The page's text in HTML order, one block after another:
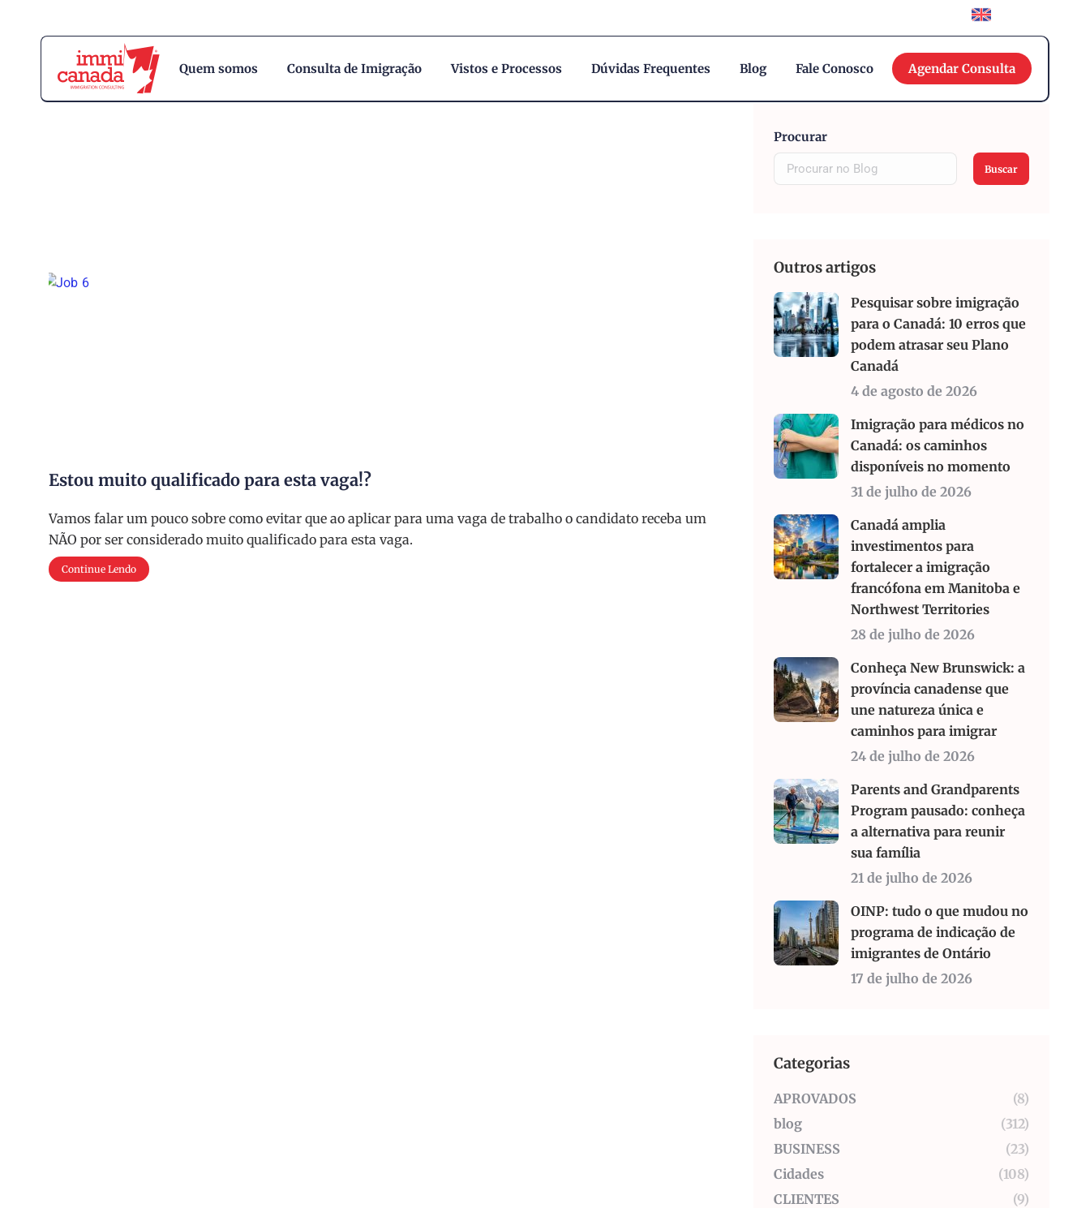
Quem somos Consulta de Imigração Vistos e Processos Dúvidas Frequentes Blog Fale Conosco Agendar Consulta
Estou muito qualificado para esta vaga!?
Vamos falar um pouco sobre como evitar que ao aplicar para uma vaga de trabalho o candidato receba um
NÃO por ser considerado muito qualificado para esta vaga.
Continue Lendo
Procurar
Buscar
Outros artigos
Pesquisar sobre imigração
para o Canadá: 10 erros que
podem atrasar seu Plano
Canadá
4 de agosto de 2026
Imigração para médicos no
Canadá: os caminhos
disponíveis no momento
31 de julho de 2026
Canadá amplia
investimentos para
fortalecer a imigração
francófona em Manitoba e
Northwest Territories
28 de julho de 2026
Conheça New Brunswick: a
província canadense que
une natureza única e
caminhos para imigrar
24 de julho de 2026
Parents and Grandparents
Program pausado: conheça
a alternativa para reunir
sua família
21 de julho de 2026
OINP: tudo o que mudou no
programa de indicação de
imigrantes de Ontário
17 de julho de 2026
Categorias
APROVADOS
(8)
blog
(312)
BUSINESS
(23)
Cidades
(108)
CLIENTES
(9)